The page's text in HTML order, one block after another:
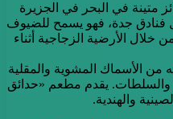
متينة في البحر في الجزيرة
جدة، فهو يسمح للضيوف
الأرضية الزجاجية أثناء
من الأسماك المشوية والمقلية
والسلطات. يقدم مطعم «حدائق
والهندية.